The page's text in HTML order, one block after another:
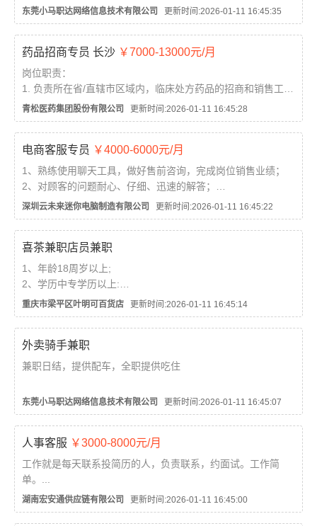
工作内容:负责顾客的需求送到顾客手中 岗位职责:1.会骑电动
车 2.会导航 3.善于沟通 4.兼职日结公司配车全职提供吃住...
东莞小马职达网络信息技术有限公司 更新时间:2026-01-11 16:45:35
药品招商专员 长沙 ￥7000-13000元/月
岗位职责：
1. 负责所在省/直辖市区域内，临床处方药品的招商和销售工
作；
2. 进行客户拜访和协议的执行；
3. 建立和完善客户档案，及时整理客户信息；
4. 了解和收集区域与工作相关的市场信息和竞争产品，并进行
分析整理；
5. 销售...
青松医药集团股份有限公司 更新时间:2026-01-11 16:45:28
电商客服专员 ￥4000-6000元/月
1、熟练使用聊天工具，做好售前咨询，完成岗位销售业绩；
2、对顾客的问题耐心、仔细、迅速的解答；
3、了解客户需求，专业的为客户介绍并推荐店铺商品，协助客
户解决产品需求，并积极促成订单；...
深圳云未来迷你电脑制造有限公司 更新时间:2026-01-11 16:45:22
喜茶兼职店员兼职
1、年龄18周岁以上;
2、学历中专学历以上:
全日制院校在读学生，需提供有效学生证或在读证明;
毕业实习生:全日制院校毕业季学生，能够全职就班。
3、性格开朗、五官端正、个人卫生良好，沟通能力良
好;
4、能够适应轮班制，...
重庆市梁平区叶明可百货店 更新时间:2026-01-11 16:45:14
外卖骑手兼职
兼职日结，提供配车，全职提供吃住
工作内容:负责顾客的需求送到顾客手中 岗位职责:1.会骑电动
车 2.会导航 3.善于沟通 4.兼职日结公司配车全职提供吃住...
东莞小马职达网络信息技术有限公司 更新时间:2026-01-11 16:45:07
人事客服 ￥3000-8000元/月
工作就是每天联系投简历的人，负责联系，约面试。工作简
单。...
湖南宏安通供应链有限公司 更新时间:2026-01-11 16:45:00